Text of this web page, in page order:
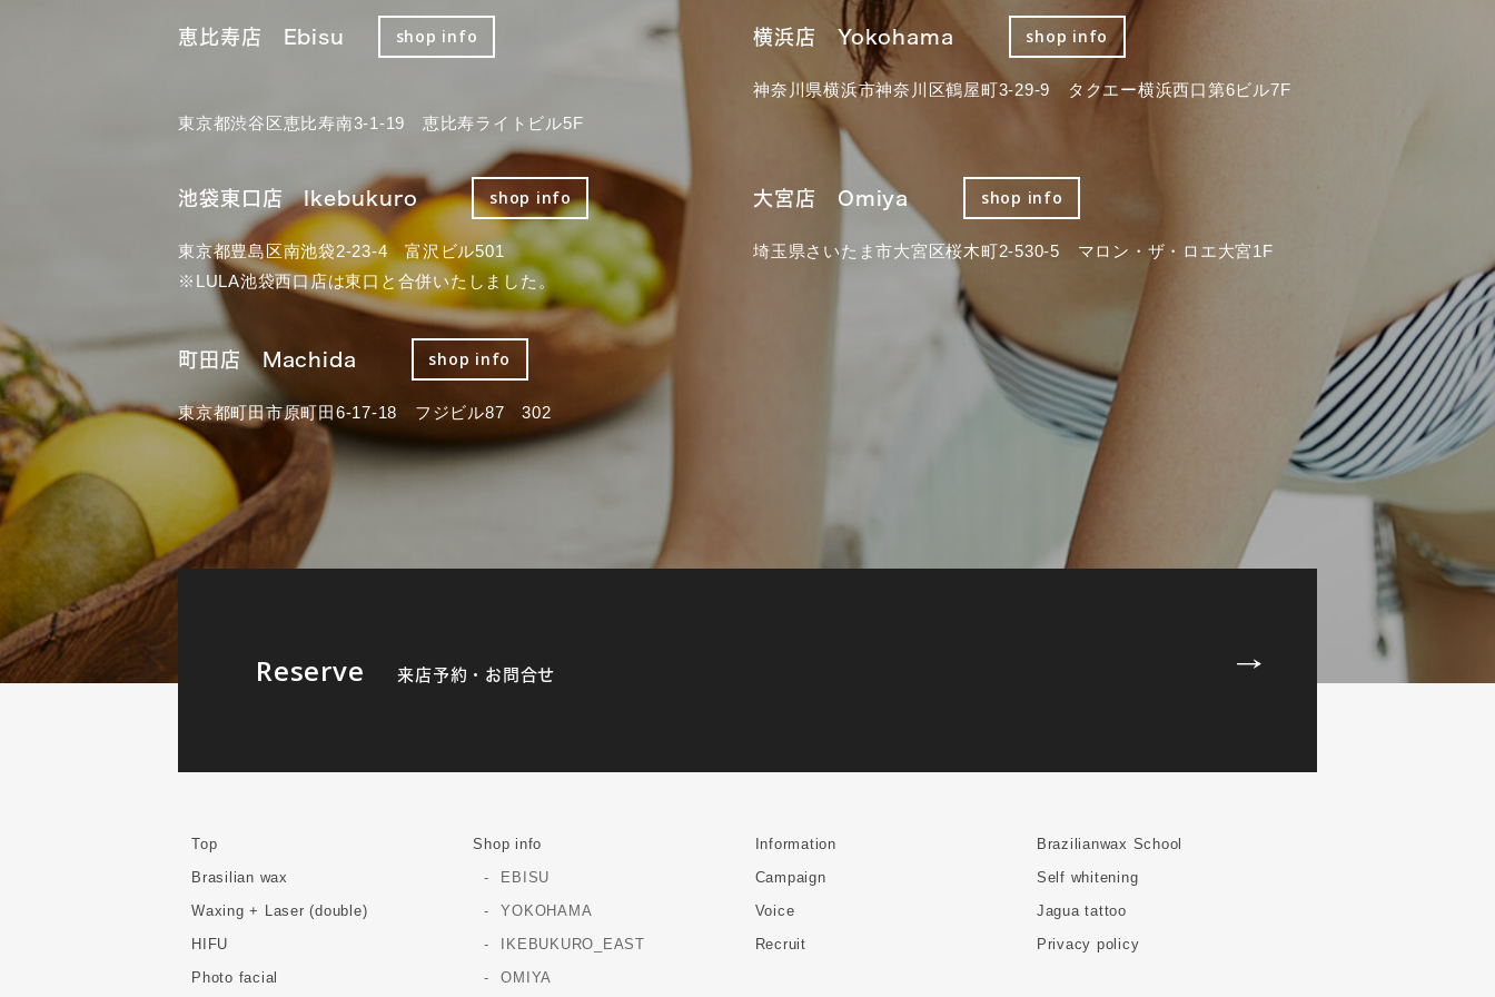
恵比寿店 Ebisu shop info
東京都渋谷区恵比寿南3-1-19 恵比寿ライトビル5F
横浜店 Yokohama shop info
神奈川県横浜市神奈川区鶴屋町3-29-9 タクエー横浜西口第6ビル7F
池袋東口店 Ikebukuro shop info
東京都豊島区南池袋2-23-4 富沢ビル501
※LULA池袋西口店は東口と合併いたしました。
大宮店 Omiya shop info
埼玉県さいたま市大宮区桜木町2-530-5 マロン・ザ・ロエ大宮1F
町田店 Machida shop info
東京都町田市原町田6-17-18 フジビル87 302
Reserve 来店予約・お問合せ
Top
Brasilian wax
Waxing + Laser (double)
HIFU
Photo facial
Shop info
EBISU
YOKOHAMA
IKEBUKURO_EAST
OMIYA
Information
Campaign
Voice
Recruit
Brazilianwax School
Self whitening
Jagua tattoo
Privacy policy